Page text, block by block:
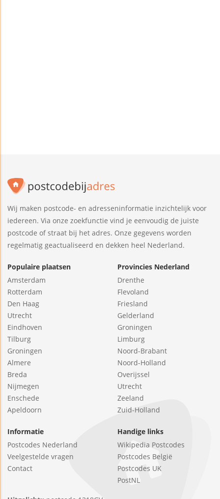
Wij maken postcode- en adresseninformatie inzichtelijk voor
iedereen. Via onze zoekfunctie vind je eenvoudig de juiste
postcode of straat bij het adres. Onze gegevens worden
regelmatig geactualiseerd en dekken heel Nederland.
Populaire plaatsen
Amsterdam
Rotterdam
Den Haag
Utrecht
Eindhoven
Tilburg
Groningen
Almere
Breda
Nijmegen
Enschede
Apeldoorn
Provincies Nederland
Drenthe
Flevoland
Friesland
Gelderland
Groningen
Limburg
Noord-Brabant
Noord-Holland
Overijssel
Utrecht
Zeeland
Zuid-Holland
Informatie
Postcodes Nederland
Veelgestelde vragen
Contact
Handige links
Wikipedia Postcodes
Postcodes België
Postcodes UK
PostNL